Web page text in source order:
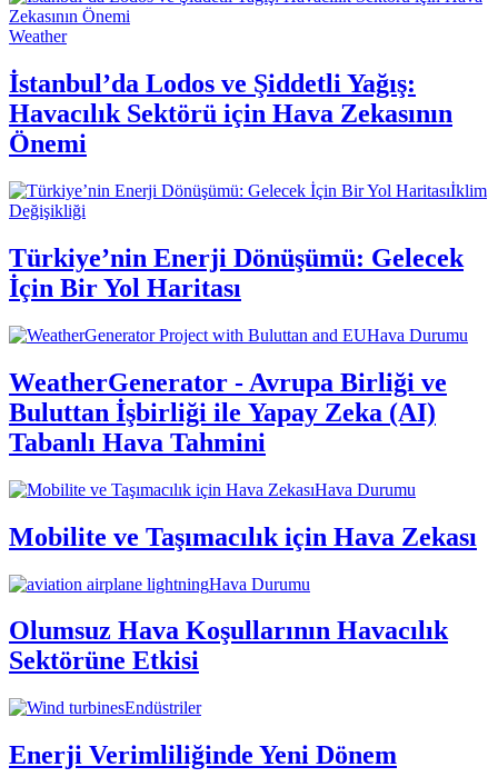
Weather
İstanbul’da Lodos ve Şiddetli Yağış:
Havacılık Sektörü için Hava Zekasının
Önemi
İklim
Değişikliği
Türkiye’nin Enerji Dönüşümü: Gelecek
İçin Bir Yol Haritası
Hava Durumu
WeatherGenerator - Avrupa Birliği ve
Buluttan İşbirliği ile Yapay Zeka (AI)
Tabanlı Hava Tahmini
Hava Durumu
Mobilite ve Taşımacılık için Hava Zekası
Hava Durumu
Olumsuz Hava Koşullarının Havacılık
Sektörüne Etkisi
Endüstriler
Enerji Verimliliğinde Yeni Dönem